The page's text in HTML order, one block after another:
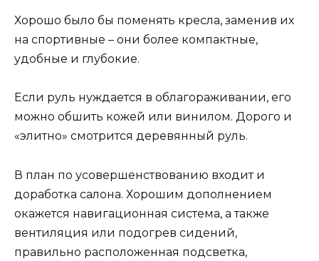
Хорошо было бы поменять кресла, заменив их
на спортивные – они более компактные,
удобные и глубокие.
Если руль нуждается в облагораживании, его
можно обшить кожей или винилом. Дорого и
«элитно» смотрится деревянный руль.
В план по усовершенствованию входит и
доработка салона. Хорошим дополнением
окажется навигационная система, а также
вентиляция или подогрев сидений,
правильно расположенная подсветка,